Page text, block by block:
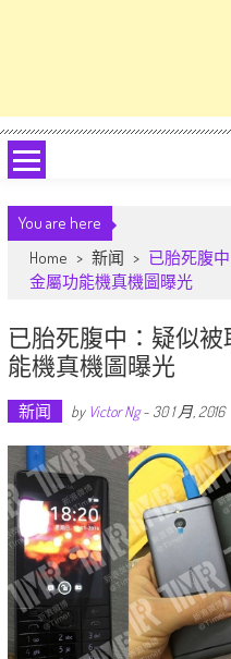
You are here
Home > 新闻 > 已胎死腹
金屬功能機真機圖曝光
已胎死腹中：疑似被
能機真機圖曝光
新闻 by Victor Ng- 30 1 月, 2016